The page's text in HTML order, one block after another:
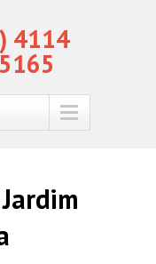
4114